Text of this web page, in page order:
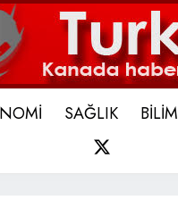
SAĞLIK BİLİM